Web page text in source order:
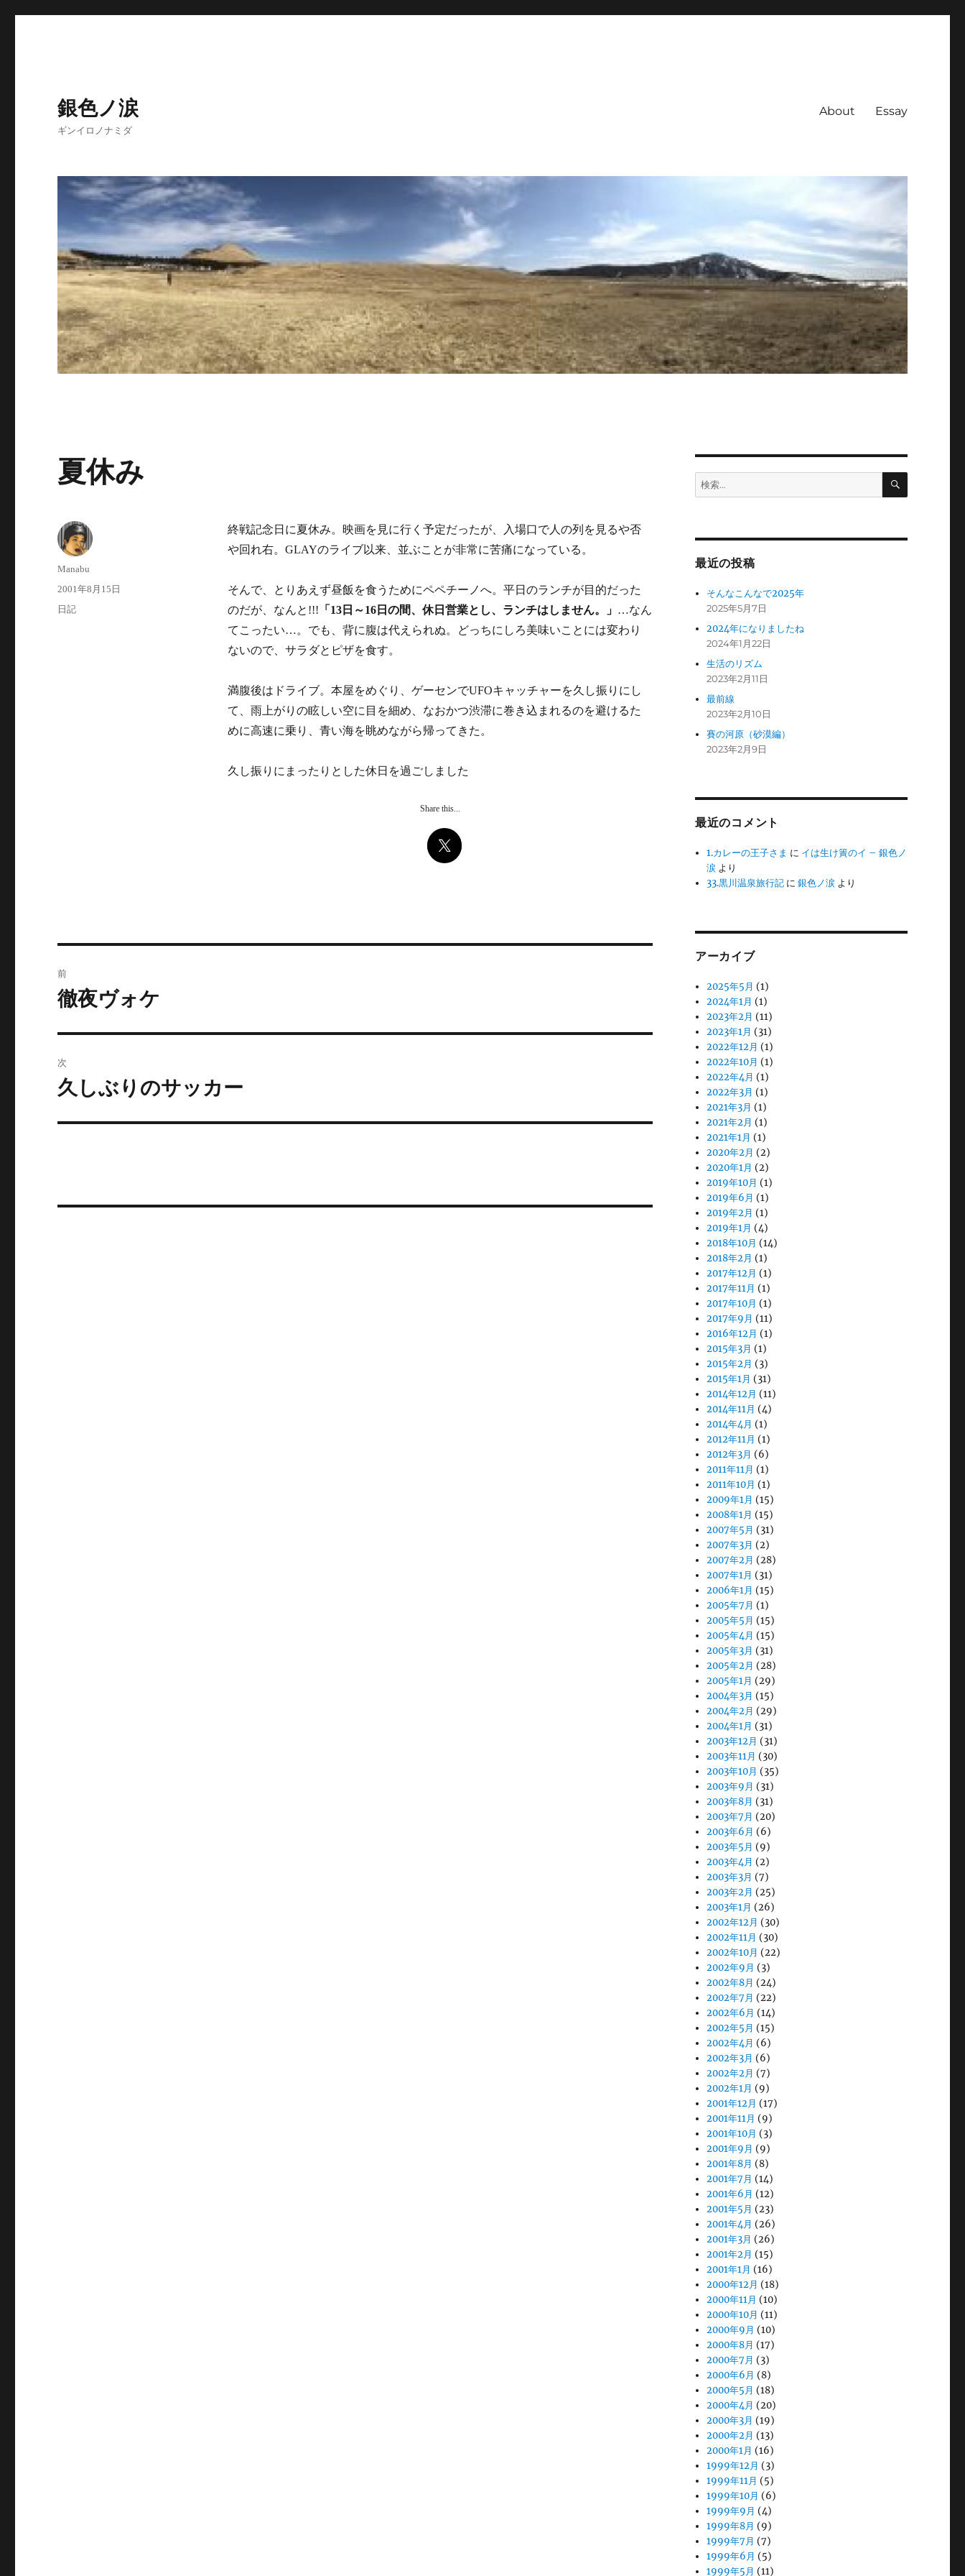
銀色ノ涙
ギンイロノナミダ
About Essay
夏休み
終戦記念日に夏休み。映画を見に行く予定だったが、入場口で人の列を見るや否
や回れ右。GLAYのライブ以来、並ぶことが非常に苦痛になっている。
そんで、とりあえず昼飯を食うためにペペチーノへ。平日のランチが目的だった
のだが、なんと!!! 「13日～16日の間、休日営業とし、ランチはしません。」 …なん
てこったい…。でも、背に腹は代えられぬ。どっちにしろ美味いことには変わり
ないので、サラダとピザを食す。
満腹後はドライブ。本屋をめぐり、ゲーセンでUFOキャッチャーを久し振りにし
て、雨上がりの眩しい空に目を細め、なおかつ渋滞に巻き込まれるのを避けるた
めに高速に乗り、青い海を眺めながら帰ってきた。
久し振りにまったりとした休日を過ごしました
Share this...
投
稿
Manabu
投
稿
2001年8月15日
カ
日記
稿
ゲ
ン
前
前
投
稿:
徹夜ヴォケ
次
次
投
久しぶりのサッカー
検
索:
検
最近の投稿
そんなこんなで2025年
2025年5月7日
2024年になりましたね
2024年1月22日
生活のリズム
2023年2月11日
最前線
2023年2月10日
賽の河原（砂漠編）
2023年2月9日
最近のコメント
1.カレーの王子さま に イは生け簀のイ – 銀色ノ
涙 より
33.黒川温泉旅行記 に銀色ノ涙 より
アーカイブ
2025年5月 (1)
2024年1月 (1)
2023年2月 (11)
2023年1月 (31)
2022年12月 (1)
2022年10月 (1)
2022年4月 (1)
2022年3月 (1)
2021年3月 (1)
2021年2月 (1)
2021年1月 (1)
2020年2月 (2)
2020年1月 (2)
2019年10月 (1)
2019年6月 (1)
2019年2月 (1)
2019年1月 (4)
2018年10月 (14)
2018年2月 (1)
2017年12月 (1)
2017年11月 (1)
2017年10月 (1)
2017年9月 (11)
2016年12月 (1)
2015年3月 (1)
2015年2月 (3)
2015年1月 (31)
2014年12月 (11)
2014年11月 (4)
2014年4月 (1)
2012年11月 (1)
2012年3月 (6)
2011年11月 (1)
2011年10月 (1)
2009年1月 (15)
2008年1月 (15)
2007年5月 (31)
2007年3月 (2)
2007年2月 (28)
2007年1月 (31)
2006年1月 (15)
2005年7月 (1)
2005年5月 (15)
2005年4月 (15)
2005年3月 (31)
2005年2月 (28)
2005年1月 (29)
2004年3月 (15)
2004年2月 (29)
2004年1月 (31)
2003年12月 (31)
2003年11月 (30)
2003年10月 (35)
2003年9月 (31)
2003年8月 (31)
2003年7月 (20)
2003年6月 (6)
2003年5月 (9)
2003年4月 (2)
2003年3月 (7)
2003年2月 (25)
2003年1月 (26)
2002年12月 (30)
2002年11月 (30)
2002年10月 (22)
2002年9月 (3)
2002年8月 (24)
2002年7月 (22)
2002年6月 (14)
2002年5月 (15)
2002年4月 (6)
2002年3月 (6)
2002年2月 (7)
2002年1月 (9)
2001年12月 (17)
2001年11月 (9)
2001年10月 (3)
2001年9月 (9)
2001年8月 (8)
2001年7月 (14)
2001年6月 (12)
2001年5月 (23)
2001年4月 (26)
2001年3月 (26)
2001年2月 (15)
2001年1月 (16)
2000年12月 (18)
2000年11月 (10)
2000年10月 (11)
2000年9月 (10)
2000年8月 (17)
2000年7月 (3)
2000年6月 (8)
2000年5月 (18)
2000年4月 (20)
2000年3月 (19)
2000年2月 (13)
2000年1月 (16)
1999年12月 (3)
1999年11月 (5)
1999年10月 (6)
1999年9月 (4)
1999年8月 (9)
1999年7月 (7)
1999年6月 (5)
1999年5月 (11)